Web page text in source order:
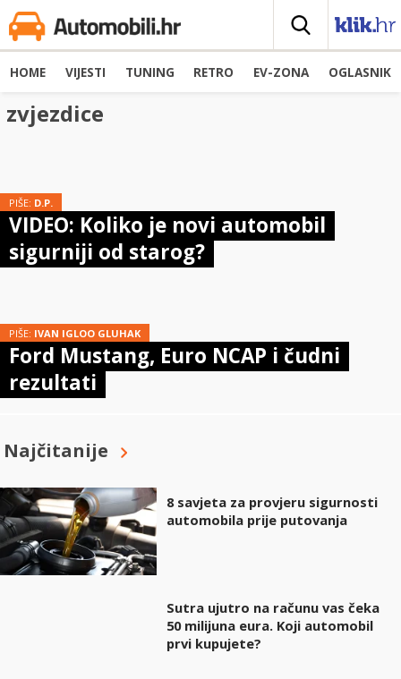
HOME VIJESTI TUNING RETRO EV-ZONA OGLASNIK
zvjezdice
PIŠE: D.P.
VIDEO: Koliko je novi automobil
sigurniji od starog?
PIŠE: IVAN IGLOO GLUHAK
Ford Mustang, Euro NCAP i čudni
rezultati
Najčitanije
8 savjeta za provjeru sigurnosti
automobila prije putovanja
Sutra ujutro na računu vas čeka
50 milijuna eura. Koji automobil
prvi kupujete?